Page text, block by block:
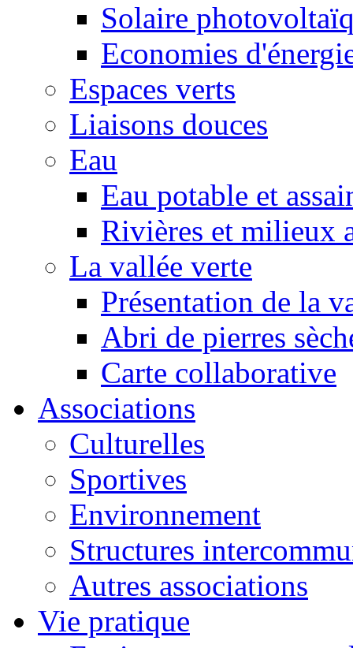
Solaire
Economies
Espaces verts
Liaisons douces
Eau
Eau potable et
Rivières et milieux
La vallée verte
Présentation de la
Abri de pierres
Carte collaborative
Associations
Culturelles
Sportives
Environnement
Structures
Autres associations
Vie pratique